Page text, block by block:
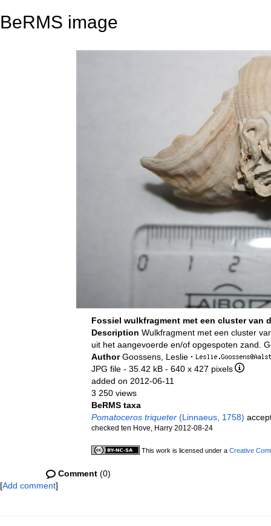
BeRMS image
Fossiel wulkfragment met een cluster van
Description Wulkfragment met een cluster
uit het aangevoerde en/of opgespoten zand.
AuthorGoossens, Leslie ·
JPG file - 35.42 kB - 640 x 427 pixels
added on 2012-06-11
3 250 views
BeRMS taxa
Pomatoceros triqueter (Linnaeus, 1758)
checked ten Hove, Harry 2012-08-24
This work is licensed under a Creative
Comment (0)
[Add comment]